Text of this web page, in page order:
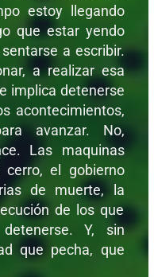
estoy llegando
que estar yendo
a escribir.
a realizar esa
implica detenerse
acontecimientos,
avanzar. No,
Las maquinas
cerro, el gobierno
de muerte, la
de los que
Y, sin
que pecha, que